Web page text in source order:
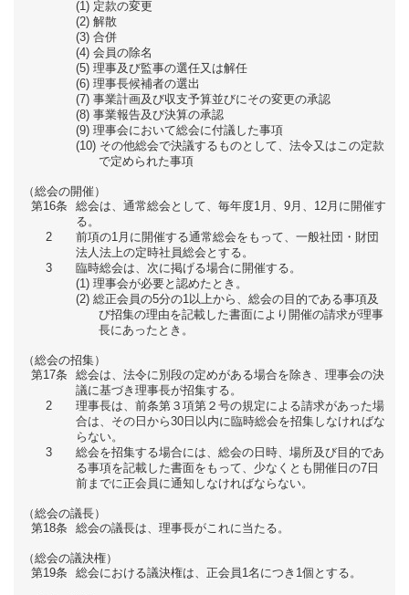
定款の変更
解散
合併
会員の除名
理事及び監事の選任又は解任
理事長候補者の選出
事業計画及び収支予算並びにその変更の承認
事業報告及び決算の承認
理事会において総会に付議した事項
その他総会で決議するものとして、法令又はこの定款
で定められた事項
（総会の開催）
第16条
総会は、通常総会として、毎年度1月、9月、12月に開催す
る。
2
前項の1月に開催する通常総会をもって、一般社団・財団
法人法上の定時社員総会とする。
3
臨時総会は、次に掲げる場合に開催する。
理事会が必要と認めたとき。
総正会員の5分の1以上から、総会の目的である事項及
び招集の理由を記載した書面により開催の請求が理事
長にあったとき。
（総会の招集）
第17条
総会は、法令に別段の定めがある場合を除き、理事会の決
議に基づき理事長が招集する。
2
理事長は、前条第３項第２号の規定による請求があった場
合は、その日から30日以内に臨時総会を招集しなければな
らない。
3
総会を招集する場合には、総会の日時、場所及び目的であ
る事項を記載した書面をもって、少なくとも開催日の7日
前までに正会員に通知しなければならない。
（総会の議長）
第18条
総会の議長は、理事長がこれに当たる。
（総会の議決権）
第19条
総会における議決権は、正会員1名につき1個とする。